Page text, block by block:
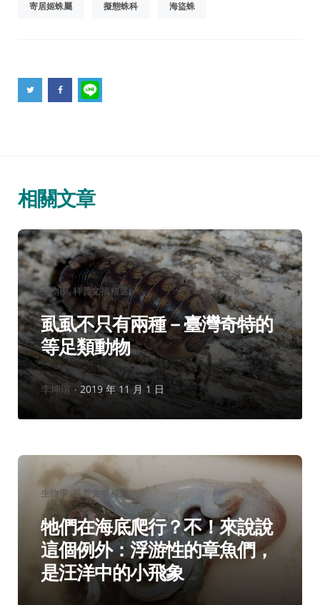
寄居姬蛛屬 擬態蛛科 海盜蛛
相關文章
分
類：
生物學 科普文摘精選
虱虱不只有兩種－臺灣奇特的
等足類動物
作
李坤瑄 2019 年 11 月 1 日
分
類：
生物學 科普文摘精選
牠們在海底爬行？不！來說說
這個例外：浮游性的章魚們，
是汪洋中的小飛象